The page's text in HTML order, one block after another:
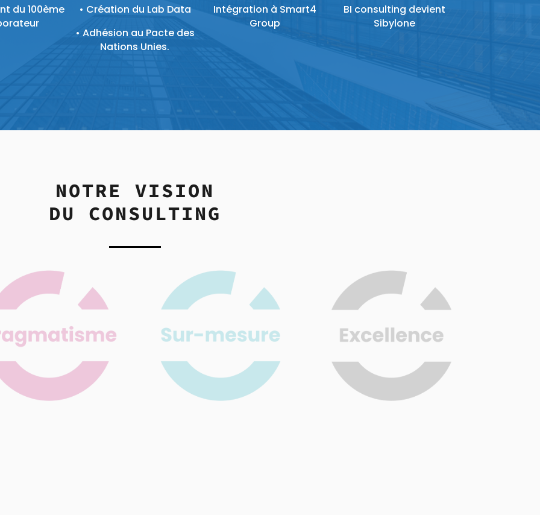
du 100ème
• Création du Lab Data
• Adhésion au Pacte des
Nations Unies.
Intégration à Smart4
Group
BI consulting devient
Sibylone
NOTRE VISION
DU CONSULTING